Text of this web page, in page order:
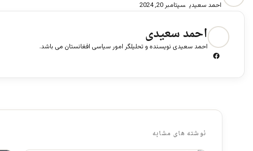
احمد سعیدی سپتامبر 20, 2024
احمد سعیدی
احمد سعیدی نویسنده و تحلیلگر امور سیاسی افغانستان می باشد.
س
ک
نوشته های مشابه